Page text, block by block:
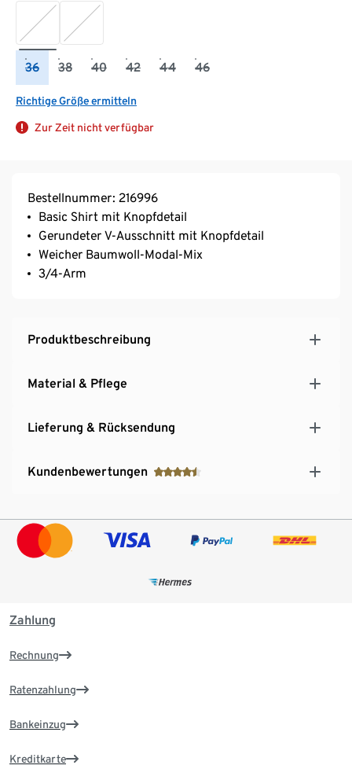
36 38 40 42 44 46
Richtige Größe ermitteln
Zur Zeit nicht verfügbar
Bestellnummer: 216996
Basic Shirt mit Knopfdetail
Gerundeter V-Ausschnitt mit Knopfdetail
Weicher Baumwoll-Modal-Mix
3/4-Arm
Produktbeschreibung
Material & Pflege
Lieferung & Rücksendung
Kundenbewertungen
Zahlung
Rechnung
Ratenzahlung
Bankeinzug
Kreditkarte